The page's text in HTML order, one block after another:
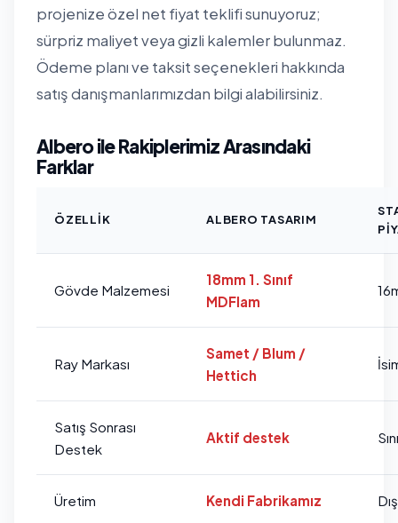
projenize özel net fiyat teklifi sunuyoruz;
sürpriz maliyet veya gizli kalemler bulunmaz.
Ödeme planı ve taksit seçenekleri hakkında
satış danışmanlarımızdan bilgi alabilirsiniz.
Albero ile Rakiplerimiz Arasındaki
Farklar
ÖZELLIK ALBERO TASARIM
Gövde Malzemesi
18mm 1. Sınıf
MDFlam
Ray Markası
Samet / Blum /
Hettich
Satış Sonrası
Destek
Aktif destek
Üretim Kendi Fabrikamız